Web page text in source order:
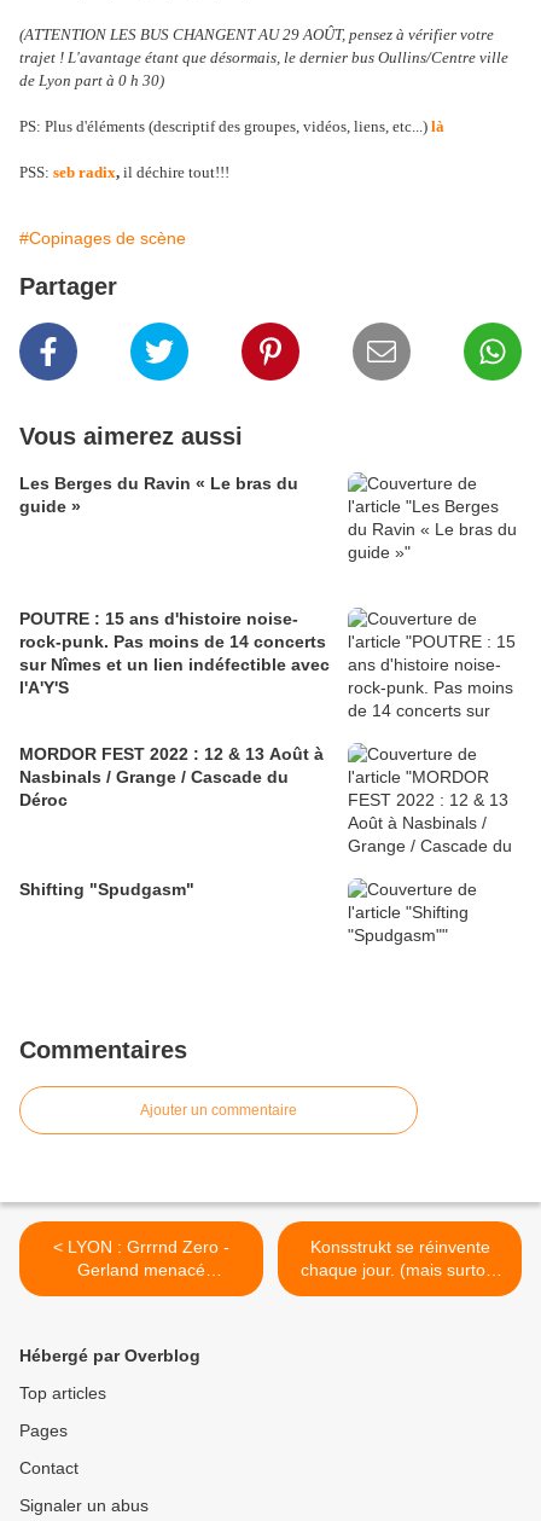
(ATTENTION LES BUS CHANGENT AU 29 AOÛT, pensez à vérifier votre
trajet ! L'avantage étant que désormais, le dernier bus Oullins/Centre ville
de Lyon part à 0 h 30)
PS: Plus d'éléments (descriptif des groupes, vidéos, liens, etc...) là
PSS: seb radix, il déchire tout!!!
#Copinages de scène
Partager
Vous aimerez aussi
Les Berges du Ravin « Le bras du
guide »
POUTRE : 15 ans d'histoire noise-
rock-punk. Pas moins de 14 concerts
sur Nîmes et un lien indéfectible avec
l'A'Y'S
MORDOR FEST 2022 : 12 & 13 Août à
Nasbinals / Grange / Cascade du
Déroc
Shifting "Spudgasm"
Commentaires
Ajouter un commentaire
< LYON : Grrrnd Zero -
Gerland menacé
d'expulsion
Konsstrukt se réinvente
chaque jour. (mais surtout
le 2 Septembre) >
Hébergé par Overblog
Top articles
Pages
Contact
Signaler un abus